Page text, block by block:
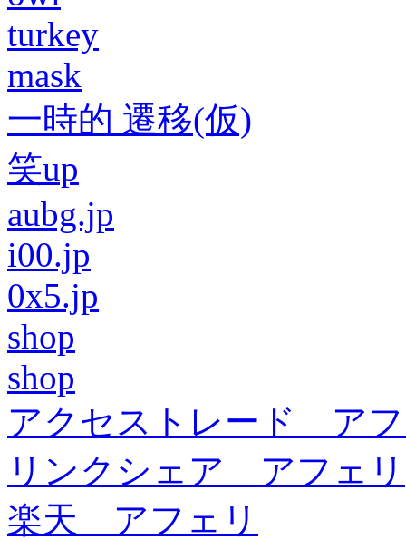
turkey
mask
一時的 遷移(仮)
笑up
aubg.jp
i00.jp
0x5.jp
shop
shop
アクセストレード ア
リンクシェア アフェリ
楽天 アフェリ